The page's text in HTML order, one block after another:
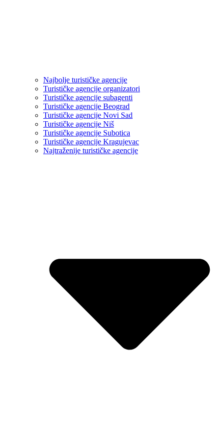
Najbolje turističke agencije
Turističke agencije organizatori
Turističke agencije subagenti
Turističke agencije Beograd
Turističke agencije Novi Sad
Turističke agencije Niš
Turističke agencije Subotica
Turističke agencije Kragujevac
Najtraženije turističke agencije